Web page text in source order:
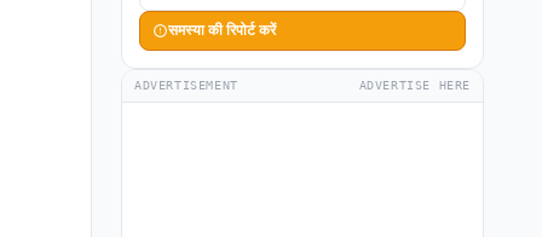
समस्या की रिपोर्ट करें
ADVERTISEMENT ADVERTISE HERE